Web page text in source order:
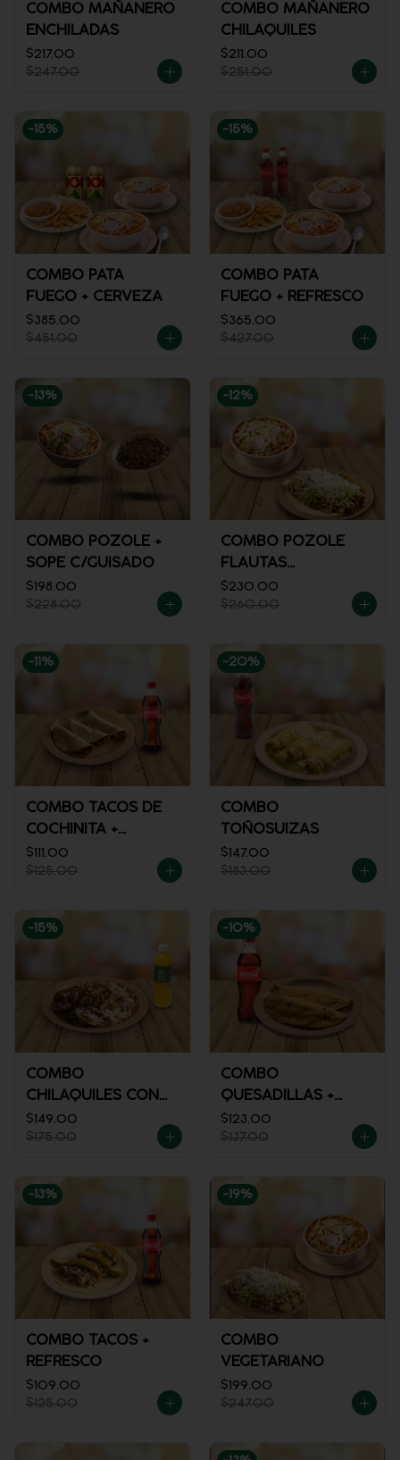
COMBO MAÑANERO
ENCHILADAS
$217.00
$247.00
COMBO MAÑANERO
CHILAQUILES
$211.00
$251.00
-15%
COMBO PATA
FUEGO + CERVEZA
$385.00
$451.00
-15%
COMBO PATA
FUEGO + REFRESCO
$365.00
$427.00
-13%
COMBO POZOLE +
SOPE C/GUISADO
$198.00
$228.00
-12%
COMBO POZOLE
FLAUTAS
AHOGADAS
$230.00
$260.00
-11 %
COMBO TACOS DE
COCHINITA +
REFRESCO
$111.00
$125.00
-20%
COMBO
TOÑOSUIZAS
$147.00
$183.00
-15%
COMBO
CHILAQUILES CON
MACIZA + JUGO DE
NARANJA
$149.00
$175.00
-10%
COMBO
QUESADILLAS +
REFRESCO
$123.00
$137.00
-13%
COMBO TACOS +
REFRESCO
$109.00
$125.00
-19%
COMBO
VEGETARIANO
$199.00
$247.00